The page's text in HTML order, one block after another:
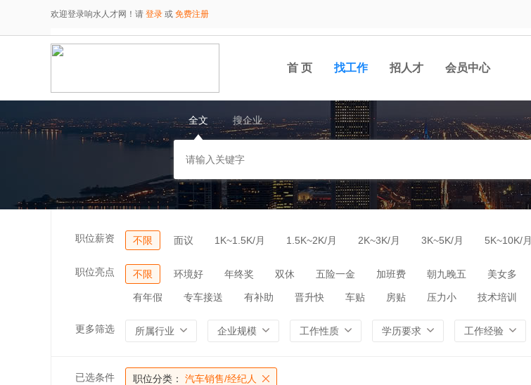
欢迎登录响水人才网！请 登录 或 免费注册
首 页 找工作 招人才 会员中心
全文 搜企业
职位薪资 不限 面议 1K~1.5K/月 1.5K~2K/月 2K~3K/月 3K~5K/月 5K~10K/月
职位亮点 不限 环境好 年终奖 双休 五险一金 加班费 朝九晚五 美女多
有年假 专车接送 有补助 晋升快 车贴 房贴 压力小 技术培训
更多筛选 所属行业 企业规模 工作性质 学历要求 工作经验
已选条件 职位分类： 汽车销售/经纪人